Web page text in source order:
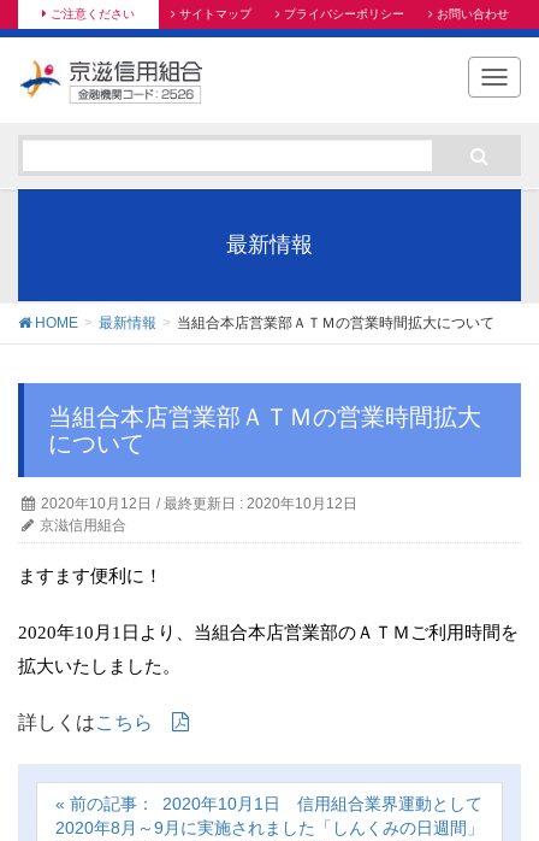
ご注意ください サイトマップ プライバシーポリシー お問い合わせ
T
l
g
n
最新情報
HOME 最新情報 当組合本店営業部ＡＴＭの営業時間拡大について
当組合本店営業部ＡＴＭの営業時間拡大
について
2020年10月12日 / 最終更新日 : 2020年10月12日
京滋信用組合
ますます便利に！
2020年10月 1 日より、当組合本店営業部のＡＴＭご利用時間を
拡大いたしました。
詳しくはこちら
2020年10月1日 信用組合業界運動として
2020年8月～9月に実施されました「しんくみの日週間」